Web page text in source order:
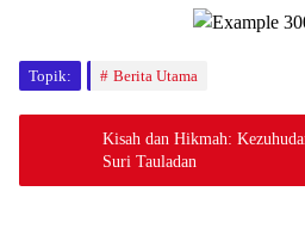
Topik: Berita Utama
Kisah dan Hikmah:
Suri Tauladan